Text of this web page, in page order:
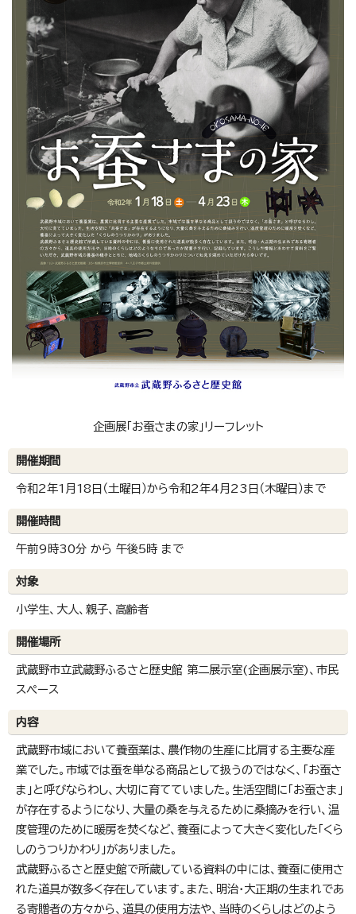
企画展「お蚕さまの家」リーフレット
開催期間
令和2年1月18日（土曜日）から令和2年4月23日（木曜日）まで
開催時間
午前9時30分 から 午後5時 まで
対象
小学生、大人、親子、高齢者
開催場所
武蔵野市立武蔵野ふるさと歴史館 第二展示室(企画展示室)、市民
スペース
内容
武蔵野市域において養蚕業は、農作物の生産に比肩する主要な産
業でした。市域では蚕を単なる商品として扱うのではなく、「お蚕さ
ま」と呼びならわし、大切に育てていました。生活空間に「お蚕さま」
が存在するようになり、大量の桑を与えるために桑摘みを行い、温
度管理のために暖房を焚くなど、養蚕によって大きく変化した「くら
しのうつりかわり」がありました。
武蔵野ふるさと歴史館で所蔵している資料の中には、養蚕に使用さ
れた道具が数多く存在しています。また、明治・大正期の生まれであ
る寄贈者の方々から、道具の使用方法や、当時のくらしはどのよう